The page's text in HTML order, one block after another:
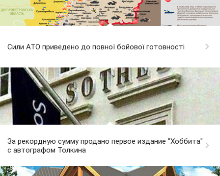
Сили АТО приведено до повної бойової готовності
За рекордную сумму продано первое издание "Хоббита"
с автографом Толкина